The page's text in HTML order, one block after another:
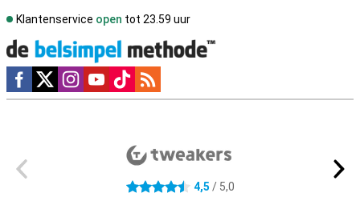
Klantenservice open tot 23.59 uur
Social media
4.5 sterren 4,5 / 5,0